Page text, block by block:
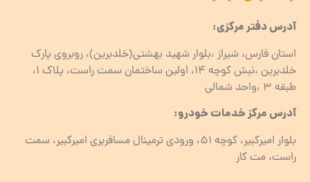
آدرس دفتر مرکزی:
استان فارس، شیراز ،بلوار شهید بهشتی(خلدبرین)، روبروی پارک
خلدبرین ،نبش کوچه ۱۴، اولین ساختمان سمت راست، پلاک 1،
طبقه ۳ ،واحد شمالی
آدرس مرکز خدمات خودرو:
بلوار امیرکبیر، کوچه 51، ورودی ترمینال مسافربری امیرکبیر، سمت
راست، مت کار